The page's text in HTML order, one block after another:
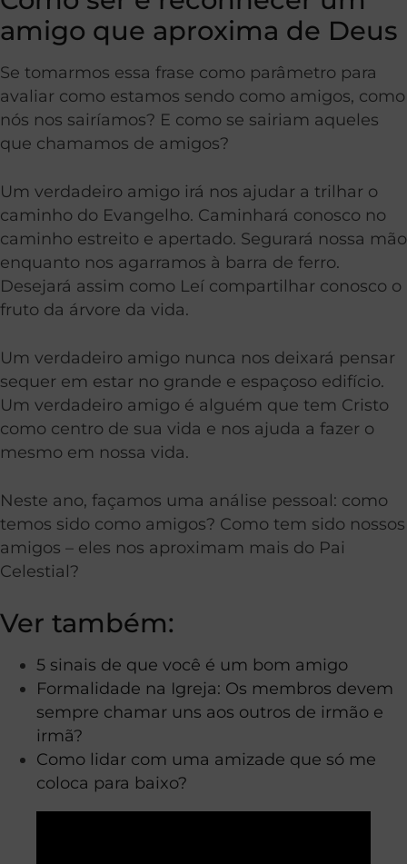
amigo que aproxima de Deus
Se tomarmos essa frase como parâmetro para
avaliar como estamos sendo como amigos, como
nós nos sairíamos? E como se sairiam aqueles
que chamamos de amigos?
Um verdadeiro amigo irá nos ajudar a trilhar o
caminho do Evangelho. Caminhará conosco no
caminho estreito e apertado. Segurará nossa mão
enquanto nos agarramos à barra de ferro.
Desejará assim como Leí compartilhar conosco o
fruto da árvore da vida.
Um verdadeiro amigo nunca nos deixará pensar
sequer em estar no grande e espaçoso edifício.
Um verdadeiro amigo é alguém que tem Cristo
como centro de sua vida e nos ajuda a fazer o
mesmo em nossa vida.
Neste ano, façamos uma análise pessoal: como
temos sido como amigos? Como tem sido nossos
amigos – eles nos aproximam mais do Pai
Celestial?
Ver também:
5 sinais de que você é um bom amigo
Formalidade na Igreja: Os membros devem
sempre chamar uns aos outros de irmão e
irmã?
Como lidar com uma amizade que só me
coloca para baixo?